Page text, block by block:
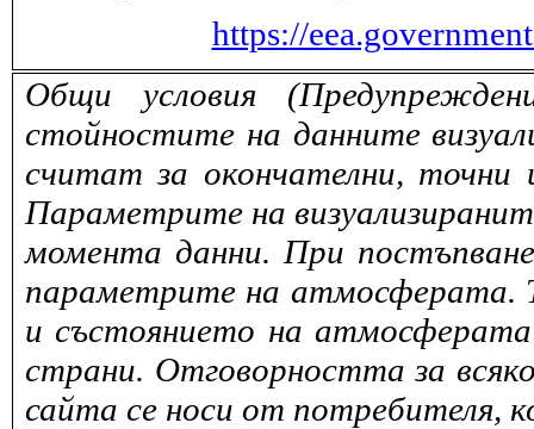
https://
Общи условия
стойностите на данните
считат за окончателни,
Параметрите на
момента данни. При
параметрите на атмосферата.
и състоянието на
страни. Отговорността за
сайта се носи от потребителя,